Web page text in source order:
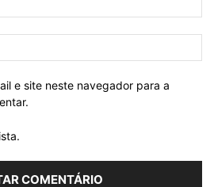
e site neste navegador para a